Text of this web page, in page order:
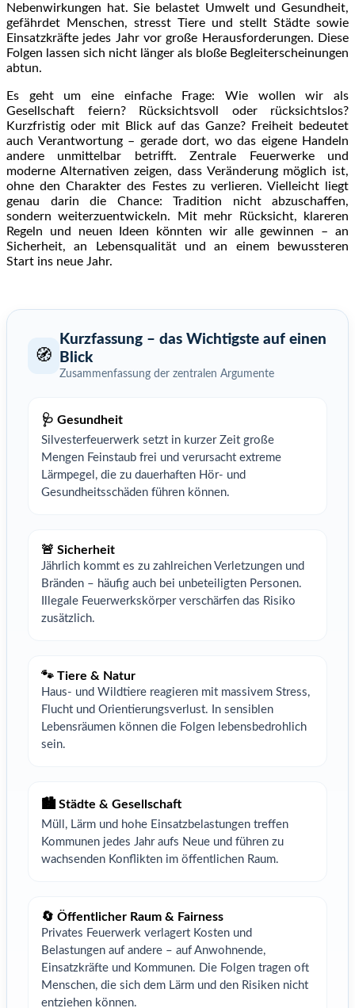
Nebenwirkungen hat. Sie belastet Umwelt und Gesundheit,
gefährdet Menschen, stresst Tiere und stellt Städte sowie
Einsatzkräfte jedes Jahr vor große Herausforderungen. Diese
Folgen lassen sich nicht länger als bloße Begleiterscheinungen
abtun.
Es geht um eine einfache Frage: Wie wollen wir als
Gesellschaft feiern? Rücksichtsvoll oder rücksichtslos?
Kurzfristig oder mit Blick auf das Ganze? Freiheit bedeutet
auch Verantwortung – gerade dort, wo das eigene Handeln
andere unmittelbar betrifft. Zentrale Feuerwerke und
moderne Alternativen zeigen, dass Veränderung möglich ist,
ohne den Charakter des Festes zu verlieren. Vielleicht liegt
genau darin die Chance: Tradition nicht abzuschaffen,
sondern weiterzuentwickeln. Mit mehr Rücksicht, klareren
Regeln und neuen Ideen könnten wir alle gewinnen – an
Sicherheit, an Lebensqualität und an einem bewussteren
Start ins neue Jahr.
🧭
Kurzfassung – das Wichtigste auf einen
Blick
Zusammenfassung der zentralen Argumente
🩺 Gesundheit
Silvesterfeuerwerk setzt in kurzer Zeit große
Mengen Feinstaub frei und verursacht extreme
Lärmpegel, die zu dauerhaften Hör- und
Gesundheitsschäden führen können.
🚨 Sicherheit
Jährlich kommt es zu zahlreichen Verletzungen und
Bränden – häufig auch bei unbeteiligten Personen.
Illegale Feuerwerkskörper verschärfen das Risiko
zusätzlich.
🐾 Tiere & Natur
Haus- und Wildtiere reagieren mit massivem Stress,
Flucht und Orientierungsverlust. In sensiblen
Lebensräumen können die Folgen lebensbedrohlich
sein.
🏙️ Städte & Gesellschaft
Müll, Lärm und hohe Einsatzbelastungen treffen
Kommunen jedes Jahr aufs Neue und führen zu
wachsenden Konflikten im öffentlichen Raum.
🔄 Öffentlicher Raum & Fairness
Privates Feuerwerk verlagert Kosten und
Belastungen auf andere – auf Anwohnende,
Einsatzkräfte und Kommunen. Die Folgen tragen oft
Menschen, die sich dem Lärm und den Risiken nicht
entziehen können.